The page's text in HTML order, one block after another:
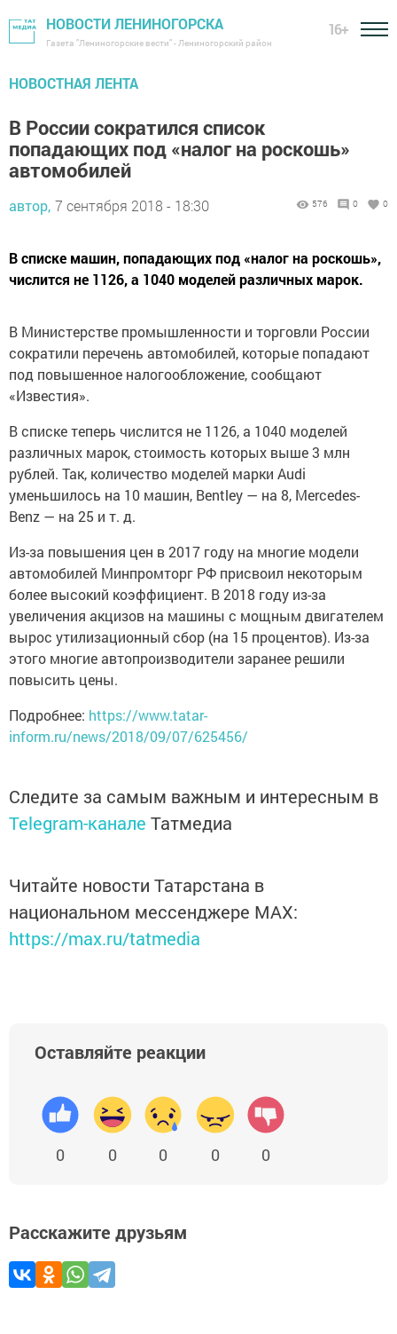
НОВОСТИ ЛЕНИНОГОРСКА
Газета "Лениногорские вести" - Лениногорский район
16+
НОВОСТНАЯ ЛЕНТА
В России сократился список
попадающих под «налог на роскошь»
автомобилей
автор, 7 сентября 2018 - 18:30 576 0 0
В списке машин, попадающих под «налог на роскошь»,
числится не 1126, а 1040 моделей различных марок.
В Министерстве промышленности и торговли России
сократили перечень автомобилей, которые попадают
под повышенное налогообложение, сообщают
«Известия».
В списке теперь числится не 1126, а 1040 моделей
различных марок, стоимость которых выше 3 млн
рублей. Так, количество моделей марки Audi
уменьшилось на 10 машин, Bentley — на 8, Mercedes-
Benz — на 25 и т. д.
Из-за повышения цен в 2017 году на многие модели
автомобилей Минпромторг РФ присвоил некоторым
более высокий коэффициент. В 2018 году из-за
увеличения акцизов на машины с мощным двигателем
вырос утилизационный сбор (на 15 процентов). Из-за
этого многие автопроизводители заранее решили
повысить цены.
Подробнее: https://www.tatar-
inform.ru/news/2018/09/07/625456/
Следите за самым важным и интересным в
Telegram-канале Татмедиа
Читайте новости Татарстана в
национальном мессенджере MАХ:
https://max.ru/tatmedia
Оставляйте реакции
0 0 0 0 0
Расскажите друзьям